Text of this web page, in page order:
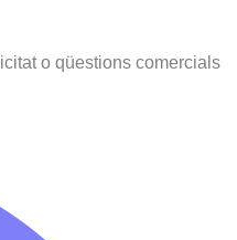
o qüestions comercials